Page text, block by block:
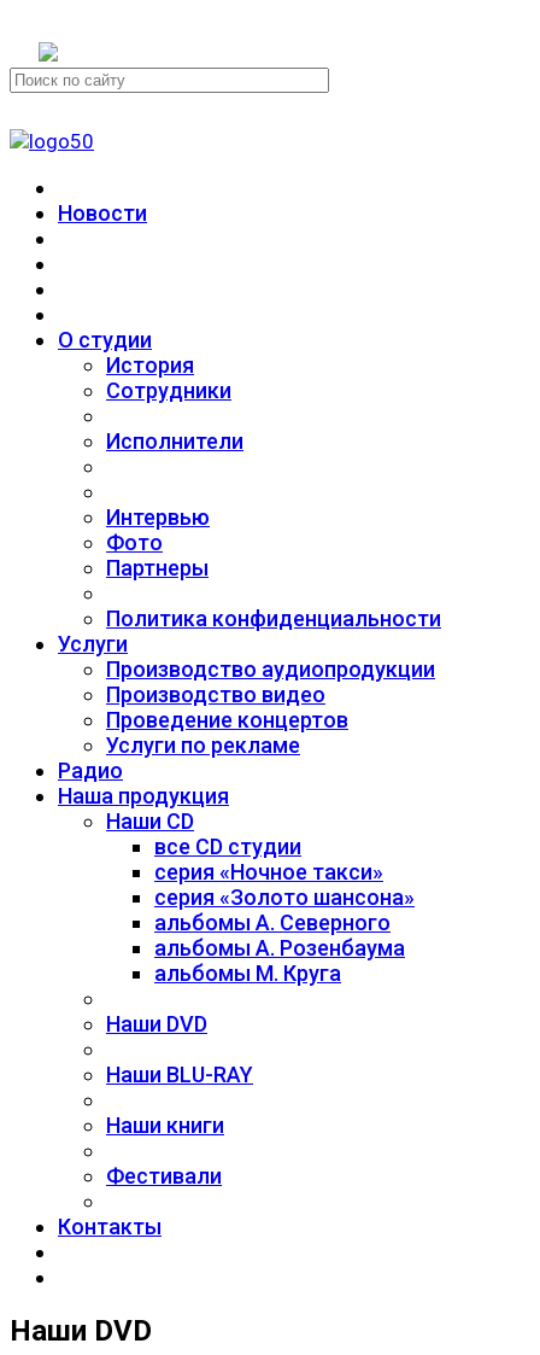
Новости
О студии
История
Сотрудники
Исполнители
Интервью
Фото
Партнеры
Политика конфиденциальности
Услуги
Производство аудиопродукции
Производство видео
Проведение концертов
Услуги по рекламе
Радио
Наша продукция
Наши CD
все CD студии
серия «Ночное такси»
серия «Золото шансона»
альбомы А. Северного
альбомы А. Розенбаума
альбомы М. Круга
Наши DVD
Наши BLU-RAY
Наши книги
Фестивали
Контакты
Наши DVD